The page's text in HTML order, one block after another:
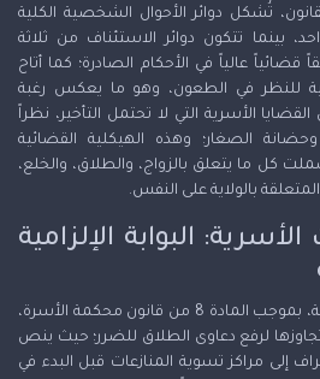
تُشكل دوائر الأحوال الشخصية الكلية
بينما تتكون دوائر الاستئناف من ثلاثة
عالياً في الأحكام الصادرة؛ كما أتاح
للنظر في الطعون، وهو ما يعكس رغبة
الأسرية التي لا تحتمل التأخير، نظراً
الصغار؛ وهذه الهيكلية القضائية
كل ما يتعلق بالزواج، والطلاق، والخلع،
بالولاية على النفس.
البوابة الإلزامية
تمثل إدارة الاستشارات الأسرية، بموجب المادة 8 من قانون محكمة الأسرة،
تجاوزها لرفع دعاوى الطلاق للضرر؛ حيث ينص
إلى مراكز تسوية المنازعات قبل البدء في